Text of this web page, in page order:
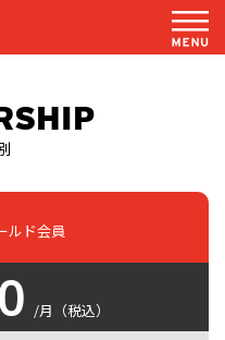
ルド会員
/月（税込）